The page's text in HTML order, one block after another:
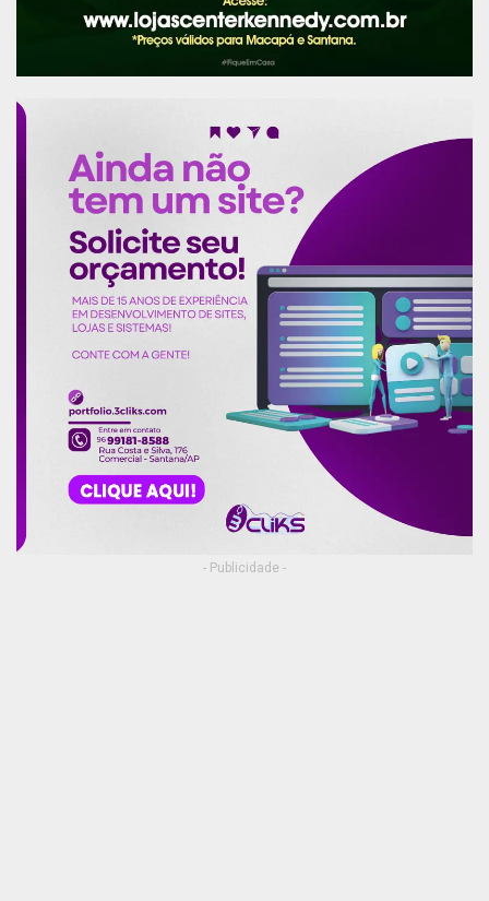
- Publicidade -